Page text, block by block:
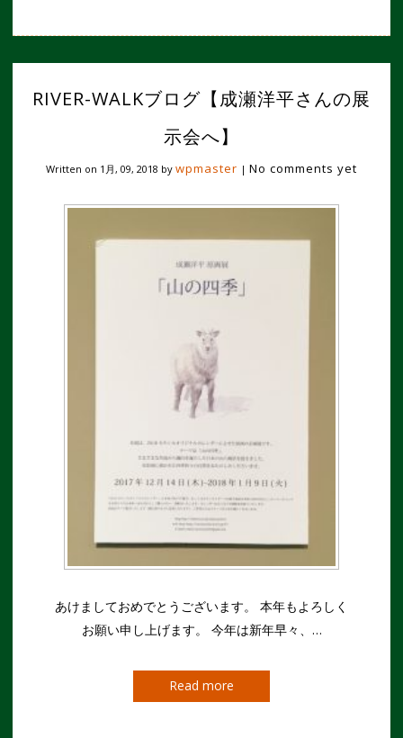
RIVER-WALKブログ【成瀬洋平さんの展
示会へ】
Written on 1月, 09, 2018 by wpmaster | No comments yet
あけましておめでとうございます。 本年もよろしく
お願い申し上げます。 今年は新年早々、…
Read more